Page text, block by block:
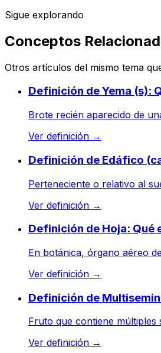
Sigue explorando
Conceptos
Otros artículos del mismo tema
Definición de Yema (s):
Brote recién aparecido de
Ver definición →
Definición de Edáfico
Perteneciente o relativo al
Ver definición →
Definición de Hoja: Qué
En botánica, órgano aéreo
Ver definición →
Definición de
Fruto que contiene múltiples
Ver definición →